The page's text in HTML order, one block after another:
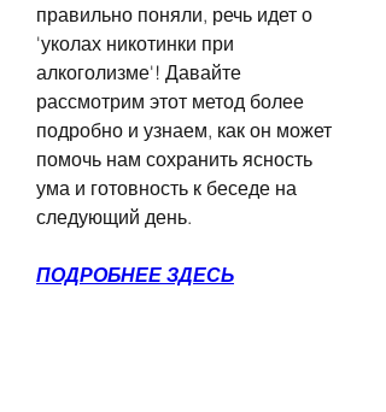
правильно поняли, речь идет о
'уколах никотинки при
алкоголизме'! Давайте
рассмотрим этот метод более
подробно и узнаем, как он может
помочь нам сохранить ясность
ума и готовность к беседе на
следующий день.
ПОДРОБНЕЕ ЗДЕСЬ